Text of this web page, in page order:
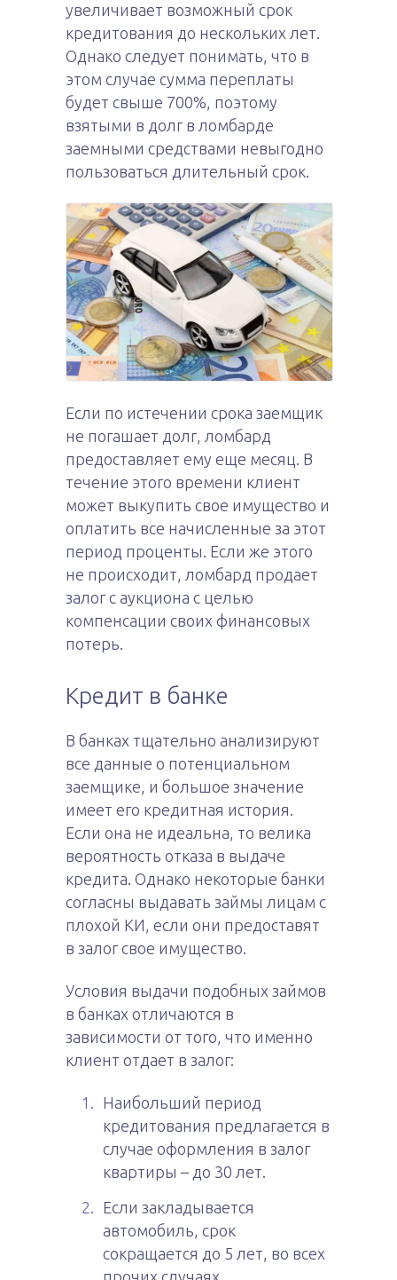
увеличивает возможный срок
кредитования до нескольких лет.
Однако следует понимать, что в
этом случае сумма переплаты
будет свыше 700%, поэтому
взятыми в долг в ломбарде
заемными средствами невыгодно
пользоваться длительный срок.
Если по истечении срока заемщик
не погашает долг, ломбард
предоставляет ему еще месяц. В
течение этого времени клиент
может выкупить свое имущество и
оплатить все начисленные за этот
период проценты. Если же этого
не происходит, ломбард продает
залог с аукциона с целью
компенсации своих финансовых
потерь.
Кредит в банке
В банках тщательно анализируют
все данные о потенциальном
заемщике, и большое значение
имеет его кредитная история.
Если она не идеальна, то велика
вероятность отказа в выдаче
кредита. Однако некоторые банки
согласны выдавать займы лицам с
плохой КИ, если они предоставят
в залог свое имущество.
Условия выдачи подобных займов
в банках отличаются в
зависимости от того, что именно
клиент отдает в залог:
Наибольший период
кредитования предлагается в
случае оформления в залог
квартиры – до 30 лет.
Если закладывается
автомобиль, срок
сокращается до 5 лет, во всех
прочих случаях